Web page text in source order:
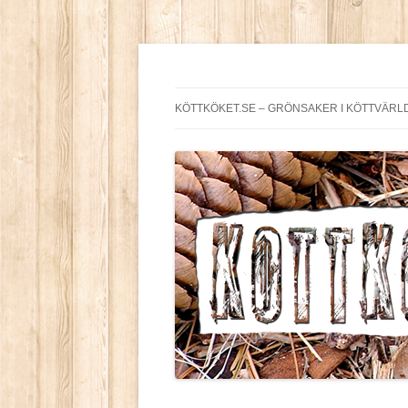
KÖTTKÖKET.SE – GRÖNSAKER I